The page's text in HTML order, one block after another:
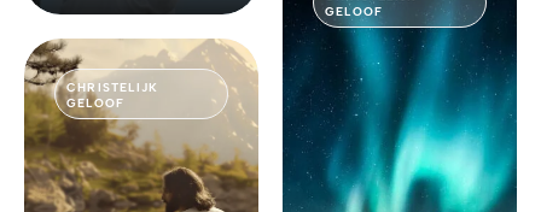
CHRISTELIJK
GELOOF
GELOOF